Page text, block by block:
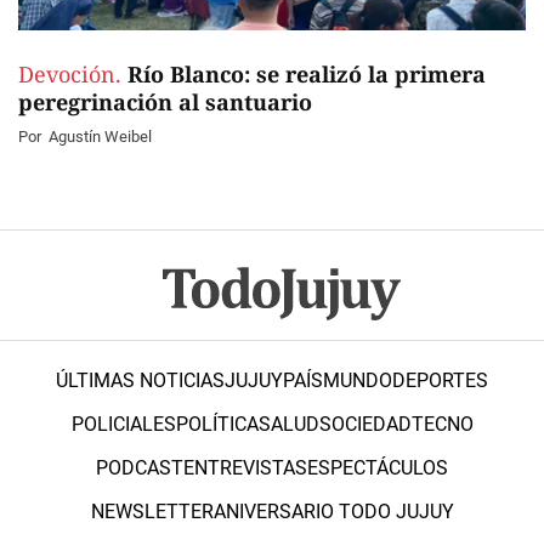
Devoción. Río Blanco: se realizó la primera
peregrinación al santuario
Por Agustín Weibel
ÚLTIMAS NOTICIASJUJUYPAÍSMUNDODEPORTES
POLICIALESPOLÍTICASALUDSOCIEDADTECNO
PODCASTENTREVISTASESPECTÁCULOS
NEWSLETTERANIVERSARIO TODO JUJUY